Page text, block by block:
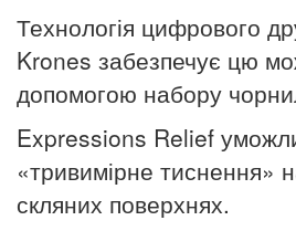
Технологія цифрового
Krones забезпечує цю
допомогою набору
Expressions Relief
«тривимірне тиснення»
скляних поверхнях.